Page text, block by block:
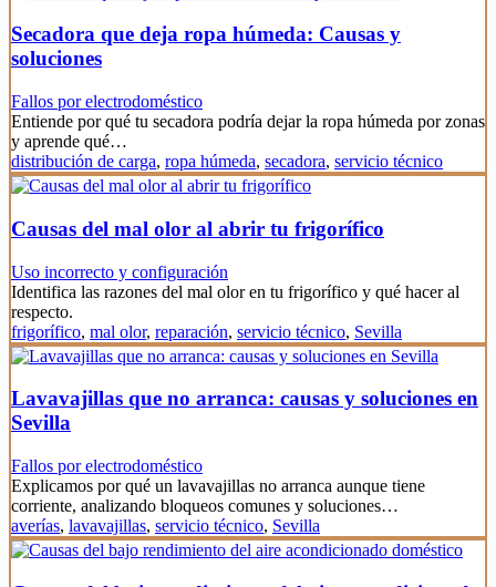
Secadora que deja ropa húmeda: Causas y
soluciones
Fallos por electrodoméstico
Entiende por qué tu secadora podría dejar la ropa húmeda por zonas
y aprende qué…
distribución de carga, ropa húmeda, secadora, servicio técnico
Causas del mal olor al abrir tu frigorífico
Uso incorrecto y configuración
Identifica las razones del mal olor en tu frigorífico y qué hacer al
respecto.
frigorífico, mal olor, reparación, servicio técnico, Sevilla
Lavavajillas que no arranca: causas y soluciones en
Sevilla
Fallos por electrodoméstico
Explicamos por qué un lavavajillas no arranca aunque tiene
corriente, analizando bloqueos comunes y soluciones…
averías, lavavajillas, servicio técnico, Sevilla